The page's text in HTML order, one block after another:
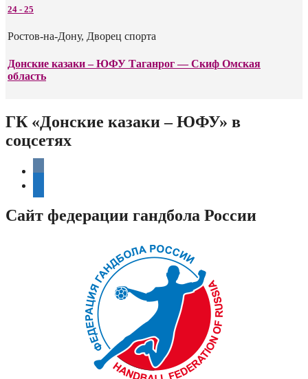
24 - 25
Ростов-на-Дону, Дворец спорта
Донские казаки – ЮФУ Таганрог — Скиф Омская
область
ГК «Донские казаки – ЮФУ» в
соцсетях
Сайт федерации гандбола России